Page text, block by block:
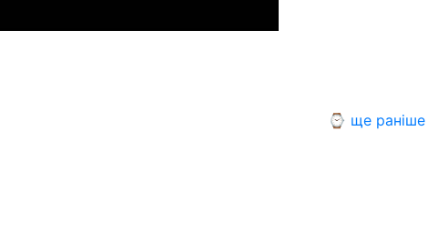
⌚ ще раніше